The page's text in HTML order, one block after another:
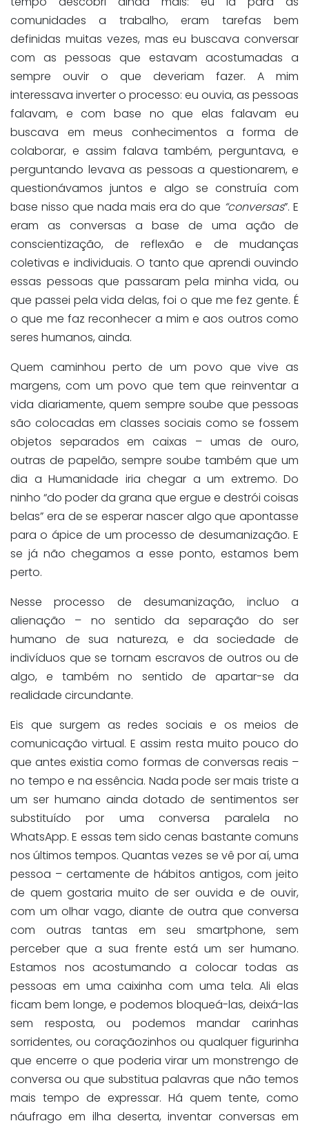
comunidades a trabalho, eram tarefas bem
definidas muitas vezes, mas eu buscava conversar
com as pessoas que estavam acostumadas a
sempre ouvir o que deveriam fazer. A mim
interessava inverter o processo: eu ouvia, as pessoas
falavam, e com base no que elas falavam eu
buscava em meus conhecimentos a forma de
colaborar, e assim falava também, perguntava, e
perguntando levava as pessoas a questionarem, e
questionávamos juntos e algo se construía com
base nisso que nada mais era do que “conversas”. E
eram as conversas a base de uma ação de
conscientização, de reflexão e de mudanças
coletivas e individuais. O tanto que aprendi ouvindo
essas pessoas que passaram pela minha vida, ou
que passei pela vida delas, foi o que me fez gente. É
o que me faz reconhecer a mim e aos outros como
seres humanos, ainda.
Quem caminhou perto de um povo que vive as
margens, com um povo que tem que reinventar a
vida diariamente, quem sempre soube que pessoas
são colocadas em classes sociais como se fossem
objetos separados em caixas – umas de ouro,
outras de papelão, sempre soube também que um
dia a Humanidade iria chegar a um extremo. Do
ninho “do poder da grana que ergue e destrói coisas
belas” era de se esperar nascer algo que apontasse
para o ápice de um processo de desumanização. E
se já não chegamos a esse ponto, estamos bem
perto.
Nesse processo de desumanização, incluo a
alienação – no sentido da separação do ser
humano de sua natureza, e da sociedade de
indivíduos que se tornam escravos de outros ou de
algo, e também no sentido de apartar-se da
realidade circundante.
Eis que surgem as redes sociais e os meios de
comunicação virtual. E assim resta muito pouco do
que antes existia como formas de conversas reais –
no tempo e na essência. Nada pode ser mais triste a
um ser humano ainda dotado de sentimentos ser
substituído por uma conversa paralela no
WhatsApp. E essas tem sido cenas bastante comuns
nos últimos tempos. Quantas vezes se vê por aí, uma
pessoa – certamente de hábitos antigos, com jeito
de quem gostaria muito de ser ouvida e de ouvir,
com um olhar vago, diante de outra que conversa
com outras tantas em seu smartphone, sem
perceber que a sua frente está um ser humano.
Estamos nos acostumando a colocar todas as
pessoas em uma caixinha com uma tela. Ali elas
ficam bem longe, e podemos bloqueá-las, deixá-las
sem resposta, ou podemos mandar carinhas
sorridentes, ou coraçãozinhos ou qualquer figurinha
que encerre o que poderia virar um monstrengo de
conversa ou que substitua palavras que não temos
mais tempo de expressar. Há quem tente, como
náufrago em ilha deserta, inventar conversas em